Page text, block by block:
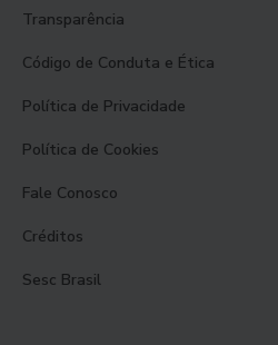
Transparência
Código de Conduta e Ética
Política de Privacidade
Política de Cookies
Fale Conosco
Créditos
Sesc Brasil